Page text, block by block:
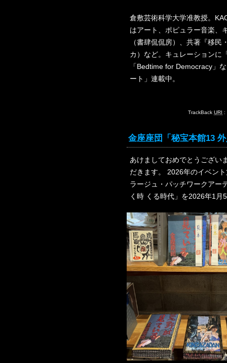
倉敷芸術科学大学准教授。
はアート、ポピュラー音楽、
（書肆侃侃房）、共著『移
カ）など。キュレーションに
「Bedtime for Democracy」
ート」連載中。
TrackBack URI :
金座座団「秘宝本館13
あけましておめでとうござい
だきます。 2026年のイベン
ラージュ・パッチワークアー
く時 くる時代」を2026年1